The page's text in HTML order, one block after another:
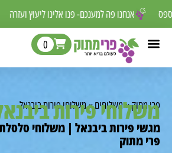
אנחנו פה למענכם- פנו אלינו ליעוץ לפספס
0
»משלוחים»משלוחי פירות ביבנאל
פירות ביבנאל
פירות ביבנאל | משלוחי סלסלת
מתוק